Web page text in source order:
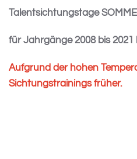
Talentsichtungstage
für Jahrgänge 2008 bis 2021
Aufgrund der hohen
Sichtungstrainings früher.